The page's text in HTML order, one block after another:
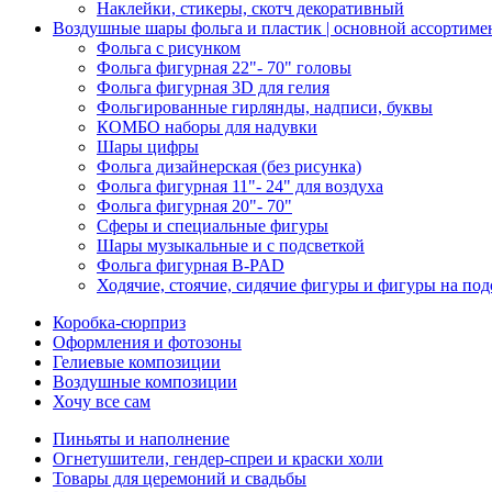
Наклейки, стикеры, скотч декоративный
Воздушные шары фольга и пластик | основной
Фольга с рисунком
Фольга фигурная 22"- 70" головы
Фольга фигурная 3D для гелия
Фольгированные гирлянды, надписи, буквы
КОМБО наборы для надувки
Шары цифры
Фольга дизайнерская (без рисунка)
Фольга фигурная 11"- 24" для воздуха
Фольга фигурная 20"- 70"
Сферы и специальные фигуры
Шары музыкальные и с подсветкой
Фольга фигурная B-PAD
Ходячие, стоячие, сидячие фигуры и фигуры на
Коробка-сюрприз
Оформления и фотозоны
Гелиевые композиции
Воздушные композиции
Хочу все сам
Пиньяты и наполнение
Огнетушители, гендер-спреи и краски холи
Товары для церемоний и свадьбы